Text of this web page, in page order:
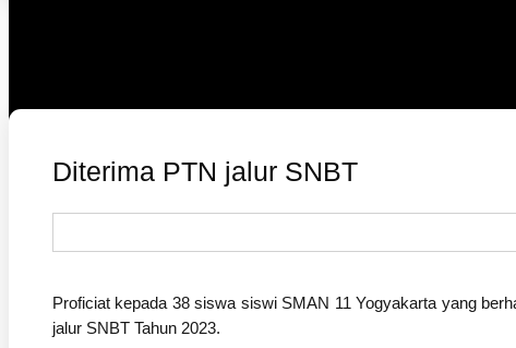
Diterima PTN jalur SNBT
Proficiat kepada 38 siswa siswi SMAN 11 Yogyakarta yang
jalur SNBT Tahun 2023.